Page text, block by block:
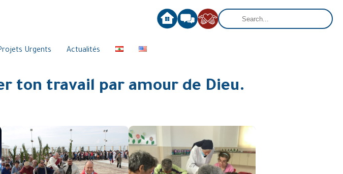
Urgents Actualités
ton travail par amour de Dieu.